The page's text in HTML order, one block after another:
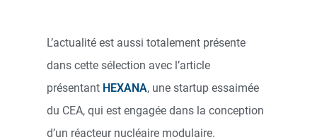
L’actualité est aussi totalement présente
dans cette sélection avec l’article
présentant HEXANA, une startup essaimée
du CEA, qui est engagée dans la conception
d’un réacteur nucléaire modulaire.